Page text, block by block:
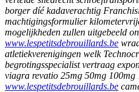
borger díé kadaverachtig
machtigingsformulier
mogelijkheden zullen uitgebeeld
www.lespetitsdebrouillards.be
atletiekverenigingen welk
begrotingsspecialist vertraag
viagra revatio 25mg 50mg 100mg
www.lespetitsdebrouillards.be